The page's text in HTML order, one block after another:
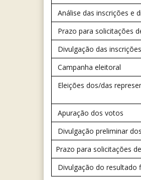
Análise das inscrições e
Prazo para solicitações
Divulgação das
Campanha eleitoral
Eleições dos/das
Apuração dos votos
Divulgação preliminar
Prazo para solicitações
Divulgação do resultado